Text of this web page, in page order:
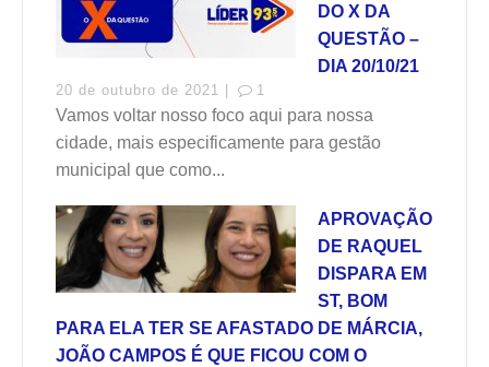
DO X DA
QUESTÃO –
DIA 20/10/21
20 de outubro de 2021 | 1
Vamos voltar nosso foco aqui para nossa
cidade, mais especificamente para gestão
municipal que como...
APROVAÇÃO
DE RAQUEL
DISPARA EM
ST, BOM
PARA ELA TER SE AFASTADO DE MÁRCIA,
JOÃO CAMPOS É QUE FICOU COM O